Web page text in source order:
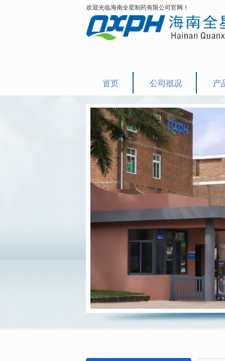
欢迎光临海南全星制药有限公司官网！
首页 公司概况 产